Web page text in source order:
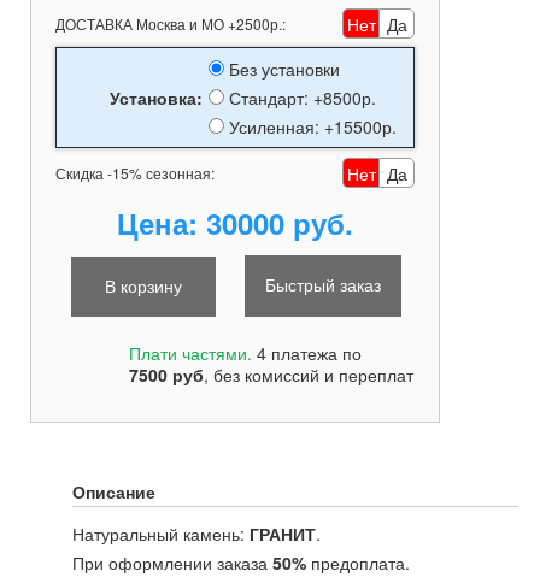
ДОСТАВКА Москва и МО +2500р.: Нет Да
Установка:
Без установки
Стандарт: +8500р.
Усиленная: +15500р.
Скидка -15% сезонная: Нет Да
Цена: 30000 руб.
Быстрый заказ
Плати частями. 4 платежа по
7500 руб, без комиссий и переплат
Описание
Натуральный камень: ГРАНИТ.
При оформлении заказа 50% предоплата.